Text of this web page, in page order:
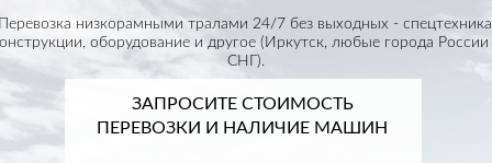
низкорамными тралами 24/7 без выходных -
оборудование и другое (Иркутск, любые города России
СНГ).
ЗАПРОСИТЕ СТОИМОСТЬ
ПЕРЕВОЗКИ И НАЛИЧИЕ МАШИН